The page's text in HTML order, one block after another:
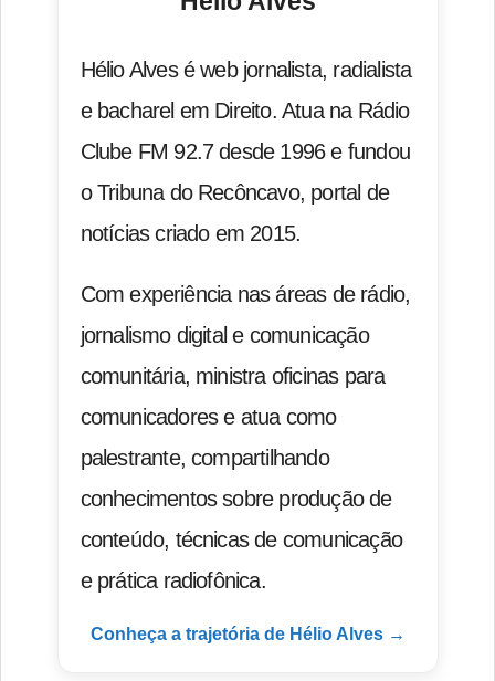
Hélio Alves é web jornalista, radialista
e bacharel em Direito. Atua na Rádio
Clube FM 92.7 desde 1996 e fundou
o Tribuna do Recôncavo, portal de
notícias criado em 2015.
Com experiência nas áreas de rádio,
jornalismo digital e comunicação
comunitária, ministra oficinas para
comunicadores e atua como
palestrante, compartilhando
conhecimentos sobre produção de
conteúdo, técnicas de comunicação
e prática radiofônica.
Conheça a trajetória de Hélio Alves →